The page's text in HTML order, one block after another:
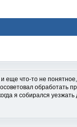
и еще что-то не
я собирался